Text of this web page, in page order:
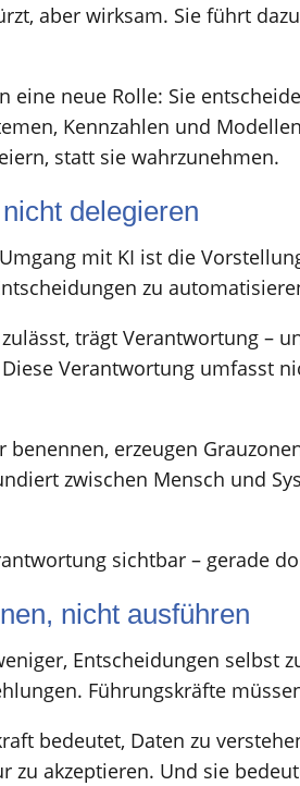
aber wirksam. Sie führt
eine neue Rolle: Sie
Kennzahlen und
statt sie wahrzunehmen.
delegieren
mit KI ist die
zu
trägt Verantwortung –
Verantwortung umfasst
erzeugen
zwischen Mensch und
sichtbar – gerade
nicht ausführen
Entscheidungen selbst
Führungskräfte
bedeutet, Daten zu
zu akzeptieren. Und sie